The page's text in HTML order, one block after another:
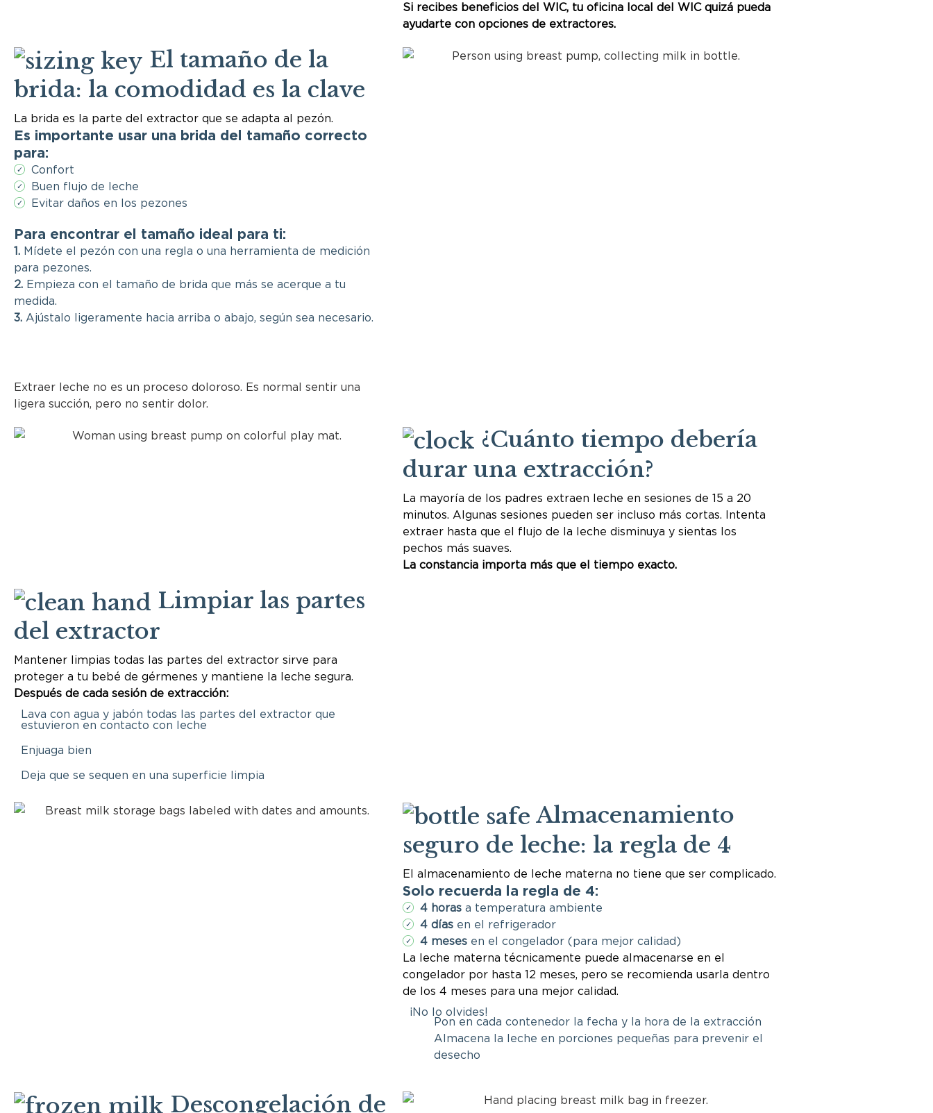
Si recibes beneficios del WIC, tu oficina local del WIC quizá pueda
ayudarte con opciones de extractores.
El tamaño de la
brida: la comodidad es la clave
La brida es la parte del extractor que se adapta al pezón.
Es importante usar una brida del tamaño correcto
para:
✓ Confort
✓ Buen flujo de leche
✓ Evitar daños en los pezones
Para encontrar el tamaño ideal para ti:
1. Mídete el pezón con una regla o una herramienta de medición
para pezones.
2. Empieza con el tamaño de brida que más se acerque a tu
medida.
3. Ajústalo ligeramente hacia arriba o abajo, según sea necesario.
Extraer leche no es un proceso doloroso. Es normal sentir una
ligera succión, pero no sentir dolor.
¿Cuánto tiempo debería
durar una extracción?
La mayoría de los padres extraen leche en sesiones de 15 a 20
minutos. Algunas sesiones pueden ser incluso más cortas. Intenta
extraer hasta que el flujo de la leche disminuya y sientas los
pechos más suaves.
La constancia importa más que el tiempo exacto.
Limpiar las partes
del extractor
Mantener limpias todas las partes del extractor sirve para
proteger a tu bebé de gérmenes y mantiene la leche segura.
Después de cada sesión de extracción:
Lava con agua y jabón todas las partes del extractor que
estuvieron en contacto con leche
Enjuaga bien
Deja que se sequen en una superficie limpia
Almacenamiento
seguro de leche: la regla de 4
El almacenamiento de leche materna no tiene que ser complicado.
Solo recuerda la regla de 4:
✓ 4 horas a temperatura ambiente
✓ 4 días en el refrigerador
✓ 4 meses en el congelador (para mejor calidad)
La leche materna técnicamente puede almacenarse en el
congelador por hasta 12 meses, pero se recomienda usarla dentro
de los 4 meses para una mejor calidad.
¡No lo olvides!
Pon en cada contenedor la fecha y la hora de la extracción
Almacena la leche en porciones pequeñas para prevenir el
desecho
Descongelación de